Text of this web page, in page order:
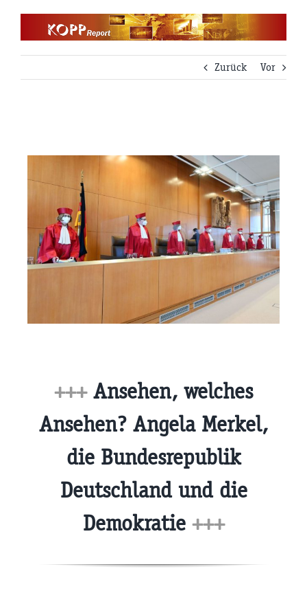
Zurück
Vor
+++Ansehen, welches
Ansehen? Angela Merkel,
die Bundesrepublik
Deutschland und die
Demokratie +++